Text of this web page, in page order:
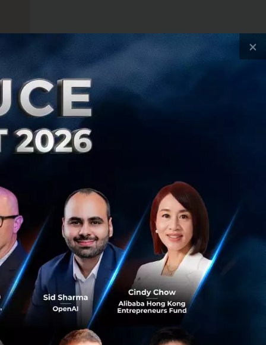
with BentoWeb
Azure by
cloud" by Annop
website on
×